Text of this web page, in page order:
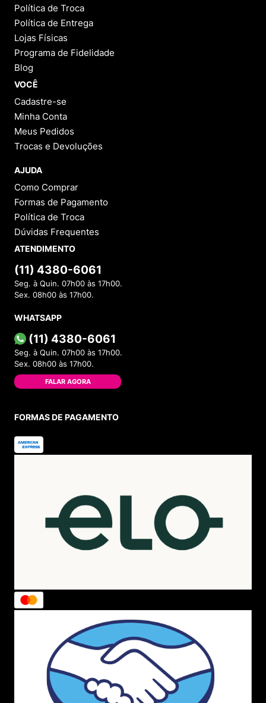
Política de Troca
Política de Entrega
Lojas Físicas
Programa de Fidelidade
Blog
VOCÊ
Cadastre-se
Minha Conta
Meus Pedidos
Trocas e Devoluções
AJUDA
Como Comprar
Formas de Pagamento
Política de Troca
Dúvidas Frequentes
ATENDIMENTO
(11) 4380-6061
Seg. à Quin. 07h00 às 17h00.
Sex. 08h00 às 17h00.
WHATSAPP
(11) 4380-6061
Seg. à Quin. 07h00 às 17h00.
Sex. 08h00 às 17h00.
FALAR AGORA
FORMAS DE PAGAMENTO